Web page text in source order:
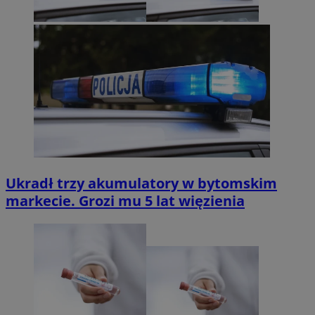
Ukradł trzy akumulatory w bytomskim
markecie. Grozi mu 5 lat więzienia